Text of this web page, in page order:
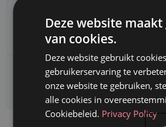
Enexis zoekt een
Jurist ruimtelijke planvorming
Enexis zoekt een
Rentmeester
Deze website
van cookies.
Deze website gebruikt
gebruikerservaring te
onze website te gebruiken,
alle cookies in
Cookiebeleid. Privacy Policy